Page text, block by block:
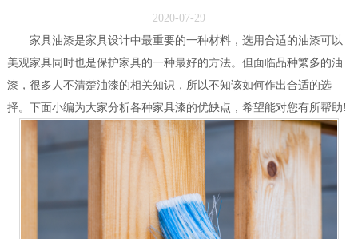
2020-07-29
家具油漆是家具设计中最重要的一种材料，选用合适的油漆可以
美观家具同时也是保护家具的一种最好的方法。但面临品种繁多的油
漆，很多人不清楚油漆的相关知识，所以不知该如何作出合适的选
择。下面小编为大家分析各种家具漆的优缺点，希望能对您有所帮助!